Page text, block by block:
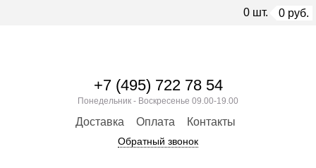
+7 (495) 722 78 54
Понедельник - Воскресенье 09.00-19.00
Доставка Оплата Контакты
Обратный звонок
0 шт. 0 руб.